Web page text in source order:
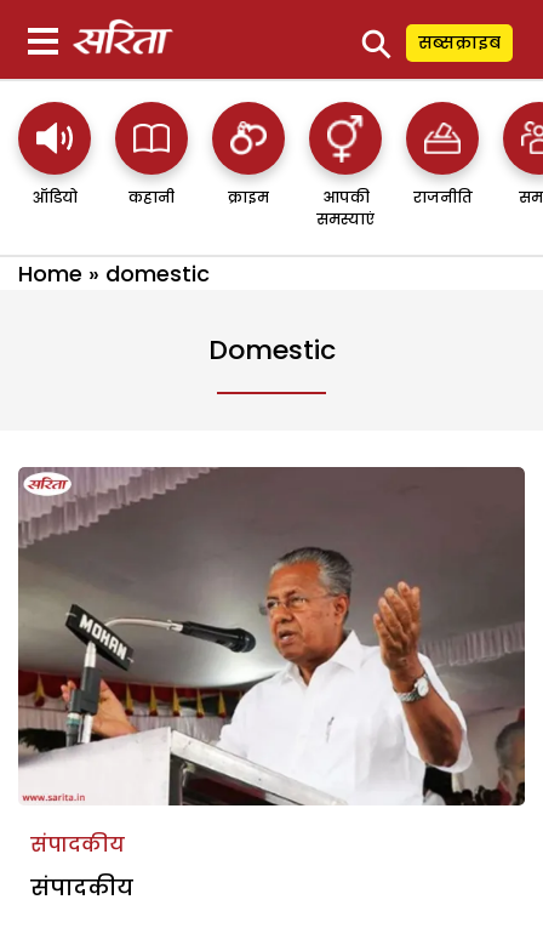
⚲ सब्सक्राइब
ऑडियो कहानी क्राइम
आपकी
समस्याएं
राजनीति
Home » domestic
Domestic
संपादकीय
संपादकीय